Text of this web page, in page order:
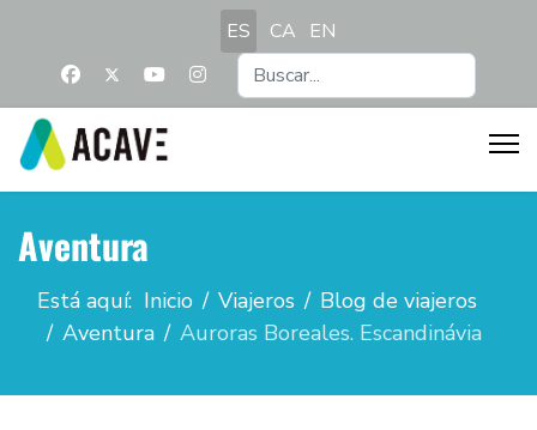
Seleccione su idioma
ES CA EN
Aventura
Está aquí: Inicio Viajeros
Blog de viajeros
Aventura
Auroras Boreales. Escandinávia